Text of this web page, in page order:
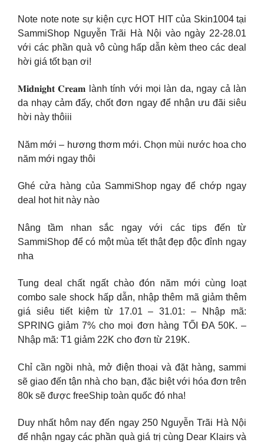
Note note note sự kiện cực HOT HIT của Skin1004 tại
SammiShop Nguyễn Trãi Hà Nội vào ngày 22-28.01
với các phần quà vô cùng hấp dẫn kèm theo các deal
hời giá tốt bạn ơi!
𝐌𝐢𝐝𝐧𝐢𝐠𝐡𝐭 𝐂𝐫𝐞𝐚𝐦 lành tính với mọi làn da, ngay cả làn
da nhạy cảm đấy, chốt đơn ngay để nhận ưu đãi siêu
hời này thôiii
Năm mới – hương thơm mới. Chọn mùi nước hoa cho
năm mới ngay thôi
Ghé cửa hàng của SammiShop ngay để chớp ngay
deal hot hit này nào
Nâng tầm nhan sắc ngay với các tips đến từ
SammiShop để có một mùa tết thật đẹp độc đỉnh ngay
nha
Tung deal chất ngất chào đón năm mới cùng loạt
combo sale shock hấp dẫn, nhập thêm mã giảm thêm
giá siêu tiết kiệm từ 17.01 – 31.01: – Nhập mã:
SPRING giảm 7% cho mọi đơn hàng TỐI ĐA 50K. –
Nhập mã: T1 giảm 22K cho đơn từ 219K.
Chỉ cần ngồi nhà, mở điện thoại và đặt hàng, sammi
sẽ giao đến tận nhà cho bạn, đặc biệt với hóa đơn trên
80k sẽ được freeShip toàn quốc đó nha!
Duy nhất hôm nay đến ngay 250 Nguyễn Trãi Hà Nội
để nhận ngay các phần quà giá trị cùng Dear Klairs và